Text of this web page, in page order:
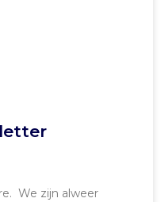
We zijn alweer